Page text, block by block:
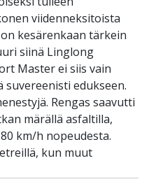
viidenneksitoista
kesärenkaan tärkein
siinä Linglong
Master ei siis vain
edukseen.
Rengas saavutti
märällä asfaltilla,
km/h nopeudesta.
kun muut